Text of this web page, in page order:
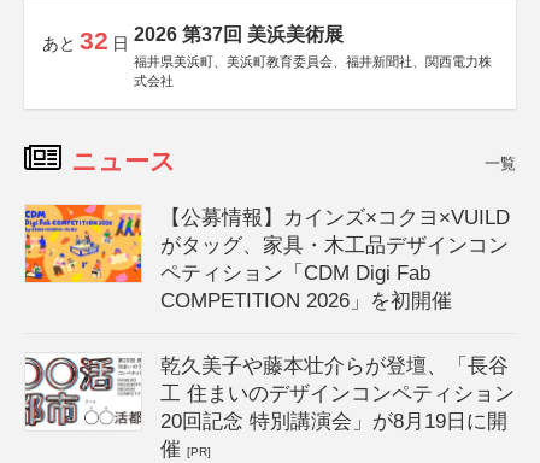
あと 32 日 2026 第37回 美浜美術展
福井県美浜町、美浜町教育委員会、福井新聞社、関西電力株
式会社
ニュース 一覧
【公募情報】カインズ×コクヨ×VUILD
がタッグ、家具・木工品デザインコン
ペティション「CDM Digi Fab
COMPETITION 2026」を初開催
乾久美子や藤本壮介らが登壇、「長谷
工 住まいのデザインコンペティション
20回記念 特別講演会」が8月19日に開
催[PR]